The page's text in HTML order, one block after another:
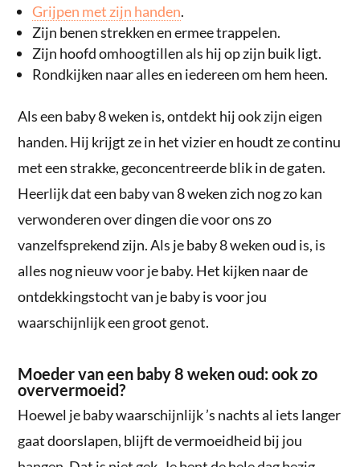
Grijpen met zijn handen.
Zijn benen strekken en ermee trappelen.
Zijn hoofd omhoogtillen als hij op zijn buik ligt.
Rondkijken naar alles en iedereen om hem heen.
Als een baby 8 weken is, ontdekt hij ook zijn eigen
handen. Hij krijgt ze in het vizier en houdt ze continu
met een strakke, geconcentreerde blik in de gaten.
Heerlijk dat een baby van 8 weken zich nog zo kan
verwonderen over dingen die voor ons zo
vanzelfsprekend zijn. Als je baby 8 weken oud is, is
alles nog nieuw voor je baby. Het kijken naar de
ontdekkingstocht van je baby is voor jou
waarschijnlijk een groot genot.
Moeder van een baby 8 weken oud: ook zo
oververmoeid?
Hoewel je baby waarschijnlijk ’s nachts al iets langer
gaat doorslapen, blijft de vermoeidheid bij jou